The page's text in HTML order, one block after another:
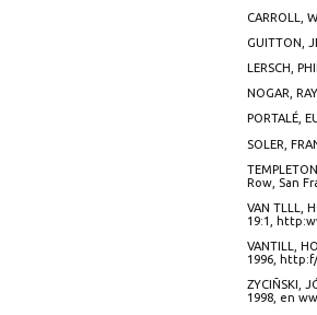
CARROLL,
GUITTON,
LERSCH,
NOGAR,
PORTALÉ,
SOLER,
Row, San
VAN TLLL,
19:1,
VANTILL,
1996,
ZYCIÑSKI,
1998, en